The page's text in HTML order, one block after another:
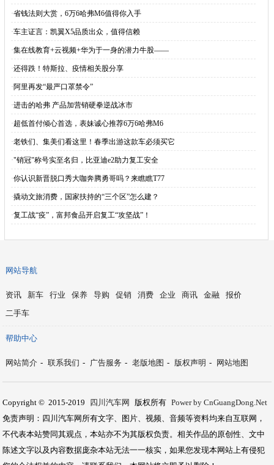
·省钱法则大赏，6万6哈弗M6值得你入手
·车主证言：凯翼X5品质出众，值得信赖
·集在线教育+云视频+华为于一身的潜力牛股——
·还得跌！特斯拉、疫情相关股分享
·阿里再发“最严口罩禁令”
·进击的哈弗 产品加营销硬拳逆战冰市
·超低首付倾心首选，表妹诚心推荐6万6哈弗M6
·老铁们、集美们看这里！春季出游这款车必须买它
·"销冠"称号实至名归，比亚迪e2助力复工安全
·你认识新晋脱口秀大咖奔腾勇哥吗？来瞧瞧T77
·撬动文旅消费，国家扶持的“三个区”怎么建？
·复工战“疫”，富邦食品开启复工“攻坚战”！
网站导航
资讯 新车 行业 保养 导购 促销 消费 企业 商讯 金融
报价
二手车
帮助中心
网站简介 - 联系我们 - 广告服务 - 老版地图 - 版权声明 - 网站地图
Copyright © 2015-2019 四川汽车网 版权所有 Power by CnGuangDong.Net
免责声明：四川汽车网所有文字、图片、视频、音频等资料均来自互联网，
不代表本站赞同其观点，本站亦不为其版权负责。相关作品的原创性、文中
陈述文字以及内容数据庞杂本站无法一一核实，如果您发现本网站上有侵犯